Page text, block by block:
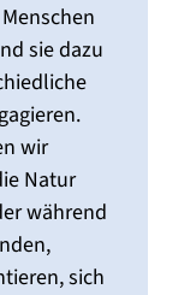
sie dazu
wir
Natur
während
sich